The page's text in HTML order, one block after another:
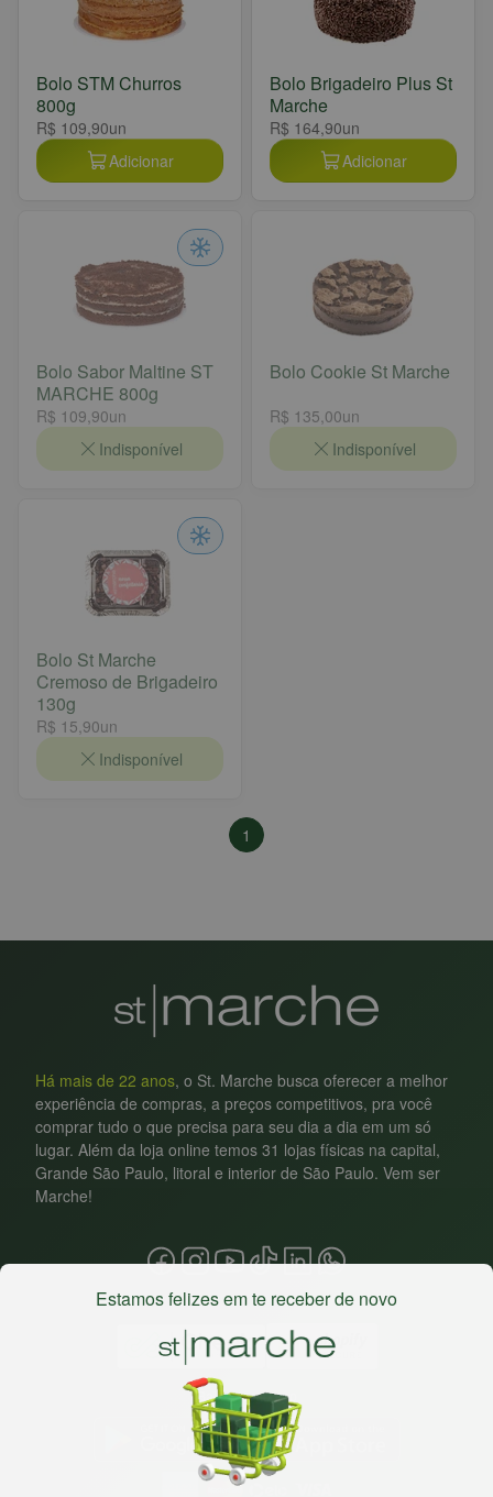
Bolo STM Churros
800g
R$ 109,90un
Adicionar
Bolo Brigadeiro Plus St
Marche
R$ 164,90un
Adicionar
Bolo Sabor Maltine ST
MARCHE 800g
R$ 109,90un
Indisponível
Bolo Cookie St Marche
R$ 135,00un
Indisponível
Bolo St Marche
Cremoso de Brigadeiro
130g
R$ 15,90un
Indisponível
1
Há mais de 22 anos, o St. Marche busca oferecer a melhor
experiência de compras, a preços competitivos, pra você
comprar tudo o que precisa para seu dia a dia em um só
lugar. Além da loja online temos 31 lojas físicas na capital,
Grande São Paulo, litoral e interior de São Paulo. Vem ser
Marche!
Baixe nosso app
Estamos felizes em te receber de novo